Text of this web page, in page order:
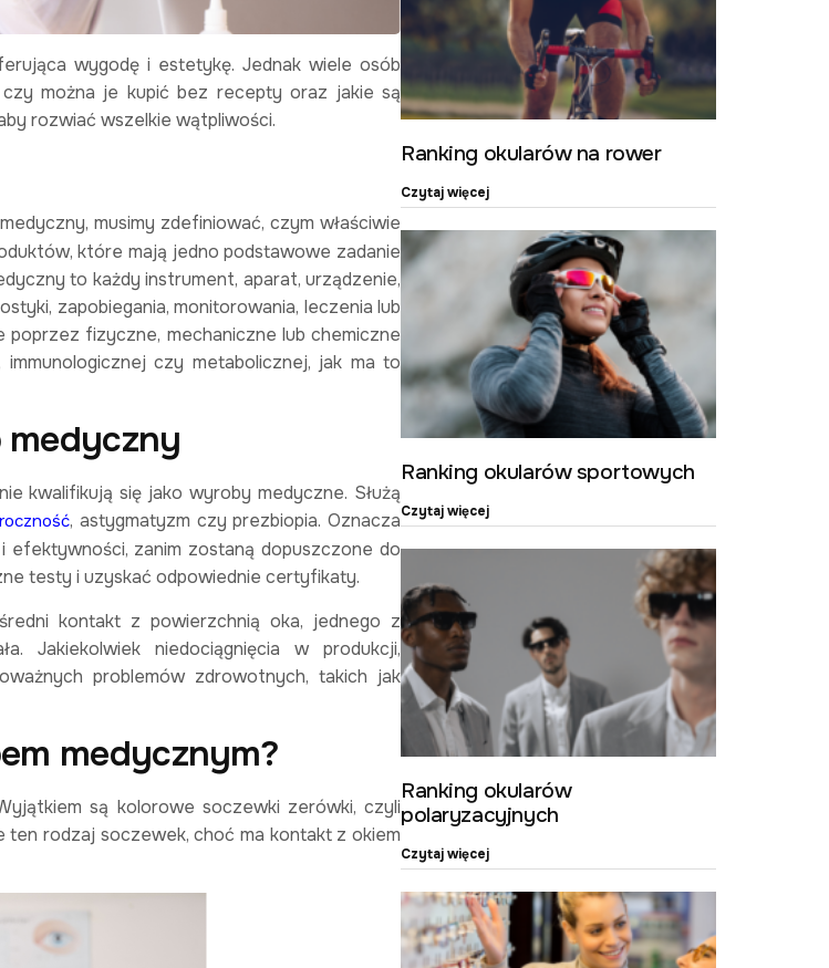
wygodę i estetykę. Jednak wiele osób
można je kupić bez recepty oraz jakie są
rozwiać wszelkie wątpliwości.
musimy zdefiniować, czym właściwie
które mają jedno podstawowe zadanie
to każdy instrument, aparat, urządzenie,
zapobiegania, monitorowania, leczenia lub
poprzez fizyczne, mechaniczne lub chemiczne
czy metabolicznej, jak ma to
kwalifikują się jako wyroby medyczne. Służą
, astygmatyzm czy prezbiopia. Oznacza
efektywności, zanim zostaną dopuszczone do
testy i uzyskać odpowiednie certyfikaty.
kontakt z powierzchnią oka, jednego z
Jakiekolwiek niedociągnięcia w produkcji,
problemów zdrowotnych, takich jak
medycznym?
są kolorowe soczewki zerówki, czyli
rodzaj soczewek, choć ma kontakt z okiem
Ranking okularów na rower
Czytaj więcej
Ranking okularów sportowych
Czytaj więcej
Ranking okularów
polaryzacyjnych
Czytaj więcej